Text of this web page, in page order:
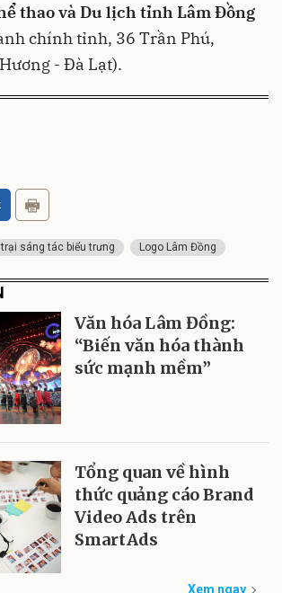
thao và Du lịch tỉnh Lâm Đồng
chính tỉnh, 36 Trần Phú,
- Đà Lạt).
trại sáng tác biểu trưng Logo Lâm Đồng
Văn hóa Lâm Đồng:
“Biến văn hóa thành
sức mạnh mềm”
Tổng quan về hình
thức quảng cáo Brand
Video Ads trên
SmartAds
Xem ngay